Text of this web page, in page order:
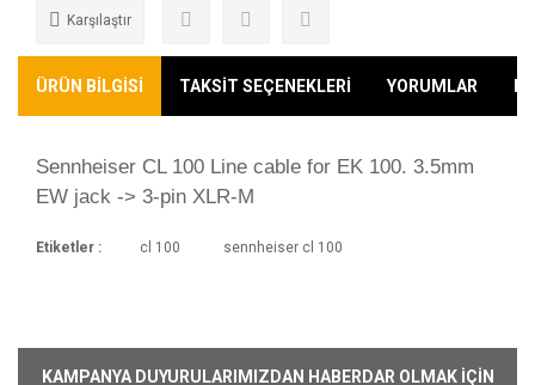
Karşılaştır
ÜRÜN BİLGİSİ TAKSİT SEÇENEKLERİ YORUMLAR
Sennheiser CL 100 Line cable for EK 100. 3.5mm
EW jack -> 3-pin XLR-M
Yorum Yaz
sonları ürün sevkiyatımız yoktur.
Etiketler : cl 100 sennheiser cl 100
KAMPANYA DUYURULARIMIZDAN HABERDAR OLMAK İÇİN